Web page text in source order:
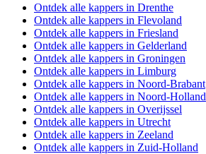
Ontdek alle kappers in Drenthe
Ontdek alle kappers in Flevoland
Ontdek alle kappers in Friesland
Ontdek alle kappers in Gelderland
Ontdek alle kappers in Groningen
Ontdek alle kappers in Limburg
Ontdek alle kappers in Noord-Brabant
Ontdek alle kappers in Noord-Holland
Ontdek alle kappers in Overijssel
Ontdek alle kappers in Utrecht
Ontdek alle kappers in Zeeland
Ontdek alle kappers in Zuid-Holland